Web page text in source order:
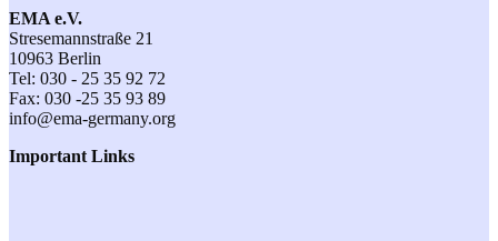
EMA e.V.
Stresemannstraße 21
10963 Berlin
Tel: 030 - 25 35 92 72
Fax: 030 -25 35 93 89
info@ema-germany.org
Important Links